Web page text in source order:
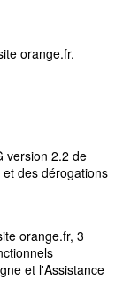
orange.fr.
version 2.2 de
des dérogations
orange.fr, 3
et l'Assistance